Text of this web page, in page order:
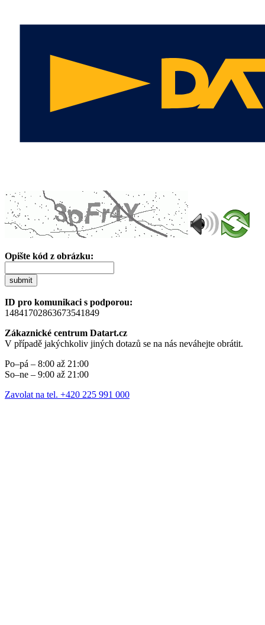
Opište kód z obrázku:
submit
ID pro komunikaci s podporou:
14841702863673541849
Zákaznické centrum Datart.cz
V případě jakýchkoliv jiných dotazů se na nás neváhejte obrátit.
Po–pá – 8:00 až 21:00
So–ne – 9:00 až 21:00
Zavolat na tel. +420 225 991 000